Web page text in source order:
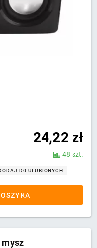
24,22 zł
48 szt.
DO ULUBIONYCH
mysz